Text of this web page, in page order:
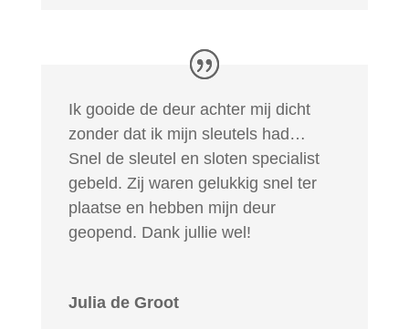
Ik gooide de deur achter mij dicht
zonder dat ik mijn sleutels had…
Snel de sleutel en sloten specialist
gebeld. Zij waren gelukkig snel ter
plaatse en hebben mijn deur
geopend. Dank jullie wel!
Julia de Groot